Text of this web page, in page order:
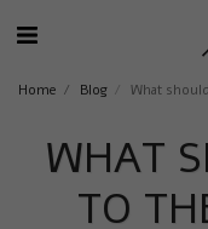
Home Blog What
WHAT
TO